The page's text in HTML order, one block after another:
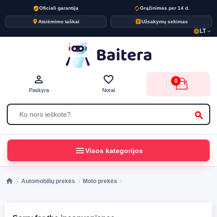
verified_userOficiali garantija autorenewGrąžinimas per 14 d.
placeAtsiėmimo taškai assignmentUžsakymų sekimas
language LTexpand_more
search
person_outline
Paskyra
favorite_border
Norai
0
menuVisos kategorijos
Automobilių prekės Moto prekės